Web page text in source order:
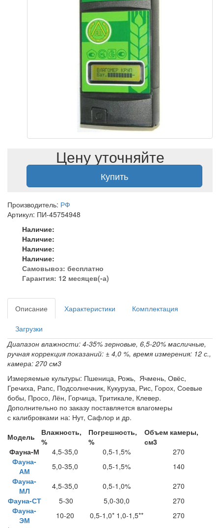
Цену уточняйте
Купить
Производитель: РФ
Артикул: ПИ-45754948
Наличие:
Наличие:
Наличие:
Наличие:
Самовывоз: бесплатно
Гарантия: 12 месяцев(-а)
Описание Характеристики Комплектация
Загрузки
Диапазон влажности: 4-35% зерновые, 6,5-20% масличные,
ручная коррекция показаний: ± 4,0 %, время измерения: 12 с.,
камера: 270 см3
Измеряемые культуры: Пшеница, Рожь, Ячмень, Овёс,
Гречиха, Рапс, Подсолнечник, Кукуруза, Рис, Горох, Соевые
бобы, Просо, Лён, Горчица, Тритикале, Клевер.
Дополнительно по заказу поставляется влагомеры
с калибровками на: Нут, Сафлор и др.
Модель
Влажность,
%
Погрешность,
%
Объем камеры,
см3
Фауна-М
4,5-35,0 0,5-1,5%
270
Фауна-
АМ
5,0-35,0 0,5-1,5%
140
Фауна-
МЛ
4,5-35,0 0,5-1,0%
270
Фауна-СТ
5-30 5,0-30,0
270
Фауна-
ЭМ
10-20 0,5-1,0* 1,0-1,5**
270